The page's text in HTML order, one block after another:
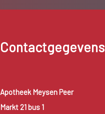
Contactgegevens
Apotheek Meysen Peer
Markt 21 bus 1